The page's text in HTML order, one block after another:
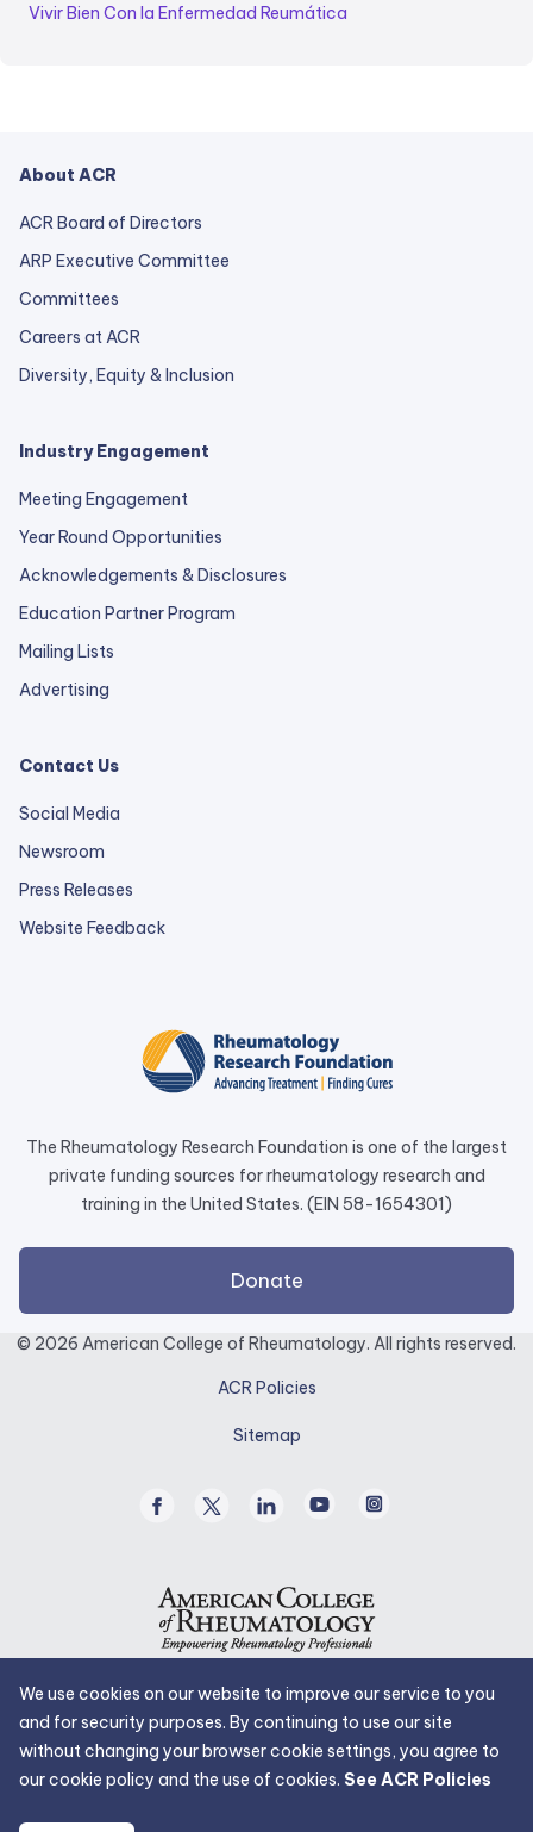
Vivir Bien Con la Enfermedad Reumática
About ACR
ACR Board of Directors
ARP Executive Committee
Committees
Careers at ACR
Diversity, Equity & Inclusion
Industry Engagement
Meeting Engagement
Year Round Opportunities
Acknowledgements & Disclosures
Education Partner Program
Mailing Lists
Advertising
Contact Us
Social Media
Newsroom
Press Releases
Website Feedbackexternal
a
new
tab.
The Rheumatology Research Foundation is one of the largest
private funding sources for rheumatology research and
training in the United States. (EIN 58-1654301)
Donateexternal
link
opens
a
© 2026 American College of Rheumatology. All rights reserved.
ACR Policies
Sitemap
FacebookTwitter
Linked
In
YoutubeInstagram
We use cookies on our website to improve our service to you
and for security purposes. By continuing to use our site
without changing your browser cookie settings, you agree to
our cookie policy and the use of cookies. See ACR Policies